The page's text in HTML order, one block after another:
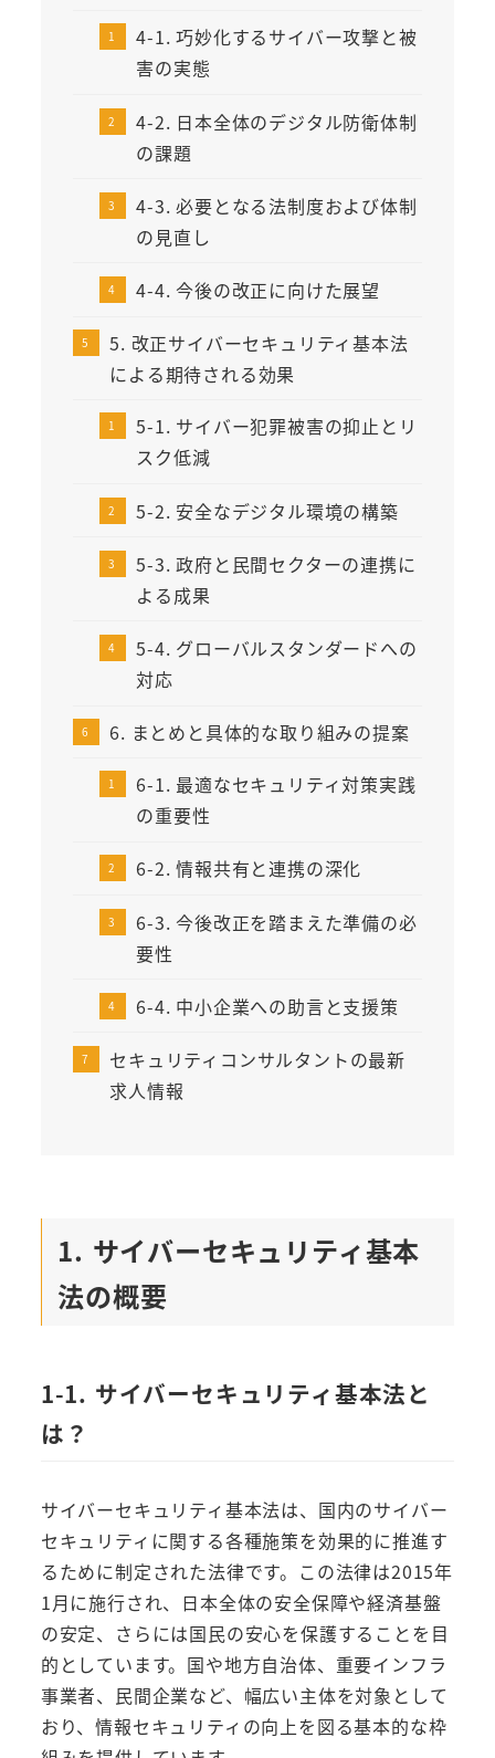
4-1. 巧妙化するサイバー攻撃と被
害の実態
4-2. 日本全体のデジタル防衛体制
の課題
4-3. 必要となる法制度および体制
の見直し
4-4. 今後の改正に向けた展望
5. 改正サイバーセキュリティ基本法
による期待される効果
5-1. サイバー犯罪被害の抑止とリ
スク低減
5-2. 安全なデジタル環境の構築
5-3. 政府と民間セクターの連携に
よる成果
5-4. グローバルスタンダードへの
対応
6. まとめと具体的な取り組みの提案
6-1. 最適なセキュリティ対策実践
の重要性
6-2. 情報共有と連携の深化
6-3. 今後改正を踏まえた準備の必
要性
6-4. 中小企業への助言と支援策
セキュリティコンサルタントの最新
求人情報
1. サイバーセキュリティ基本
法の概要
1-1. サイバーセキュリティ基本法と
は？
サイバーセキュリティ基本法は、国内のサイバー
セキュリティに関する各種施策を効果的に推進す
るために制定された法律です。この法律は2015年
1月に施行され、日本全体の安全保障や経済基盤
の安定、さらには国民の安心を保護することを目
的としています。国や地方自治体、重要インフラ
事業者、民間企業など、幅広い主体を対象として
おり、情報セキュリティの向上を図る基本的な枠